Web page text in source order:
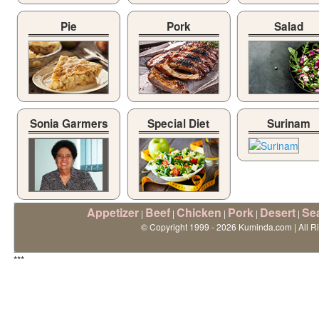
Pie Pork Salad
Sonia Garmers Special Diet Surinam
Appetizer | Beef | Chicken | Pork | Desert |
© Copyright 1999 - 2026 Kuminda.com | All
***